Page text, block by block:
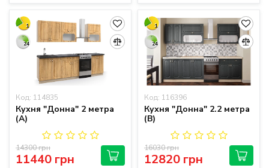
1
24
Код: 114835
Кухня "Донна" 2 метра
(А)
11440 грн
14300 грн
1
24
Код: 116396
Кухня "Донна" 2.2 метра
(B)
12820 грн
16030 грн